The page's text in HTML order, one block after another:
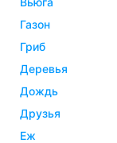
газон
гриб
деревья
дождь
друзья
еж